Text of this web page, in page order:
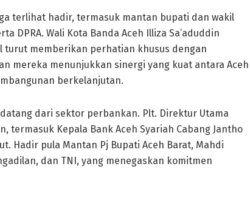
terlihat hadir, termasuk mantan bupati dan wakil
DPRA. Wali Kota Banda Aceh Illiza Sa’aduddin
turut memberikan perhatian khusus dengan
mereka menunjukkan sinergi yang kuat antara Aceh
berkelanjutan.
dari sektor perbankan. Plt. Direktur Utama
termasuk Kepala Bank Aceh Syariah Cabang Jantho
Hadir pula Mantan Pj Bupati Aceh Barat, Mahdi
dan TNI, yang menegaskan komitmen